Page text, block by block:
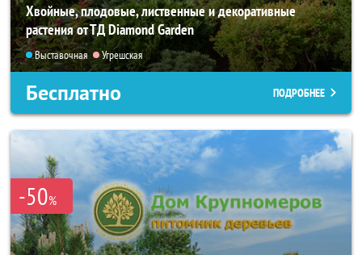
Хвойные, плодовые, лиственные и декоративные
растения от ТД Diamond Garden
Выставочная Угрешская
Бесплатно ПОДРОБНЕЕ
-50%